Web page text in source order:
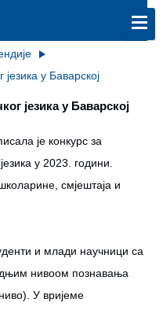
у Баварској
језика у Баварској
је конкурс за
у 2023. години.
смјештаја и
и млади научници са
нивоом познавања
У вријеме